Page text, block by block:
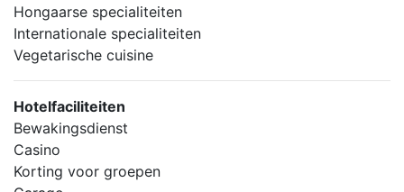
Hongaarse specialiteiten
Internationale specialiteiten
Vegetarische cuisine
Hotelfaciliteiten
Bewakingsdienst
Casino
Korting voor groepen